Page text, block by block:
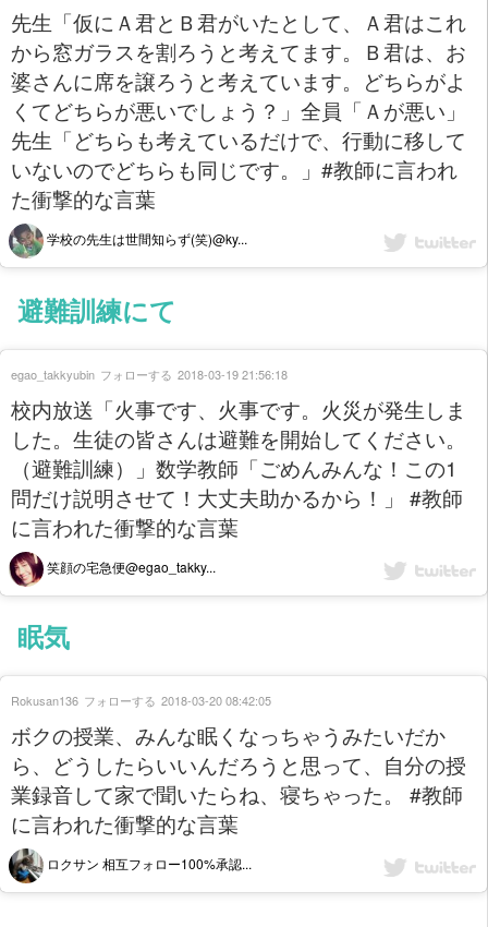
先生「仮にＡ君とＢ君がいたとして、Ａ君はこれ
から窓ガラスを割ろうと考えてます。Ｂ君は、お
婆さんに席を譲ろうと考えています。どちらがよ
くてどちらが悪いでしょう？」全員「Ａが悪い」
先生「どちらも考えているだけで、行動に移して
いないのでどちらも同じです。」#教師に言われ
た衝撃的な言葉
学校の先生は世間知らず(笑)@ky...
避難訓練にて
校内放送「火事です、火事です。火災が発生しま
した。生徒の皆さんは避難を開始してください。
（避難訓練）」数学教師「ごめんみんな！この1
問だけ説明させて！大丈夫助かるから！」 #教師
に言われた衝撃的な言葉
笑顔の宅急便@egao_takky...
egao_takkyubin フォローする 2018-03-19 21:56:18
眠気
ボクの授業、みんな眠くなっちゃうみたいだか
ら、どうしたらいいんだろうと思って、自分の授
業録音して家で聞いたらね、寝ちゃった。 #教師
に言われた衝撃的な言葉
ロクサン 相互フォロー100%承認...
Rokusan136 フォローする 2018-03-20 08:42:05